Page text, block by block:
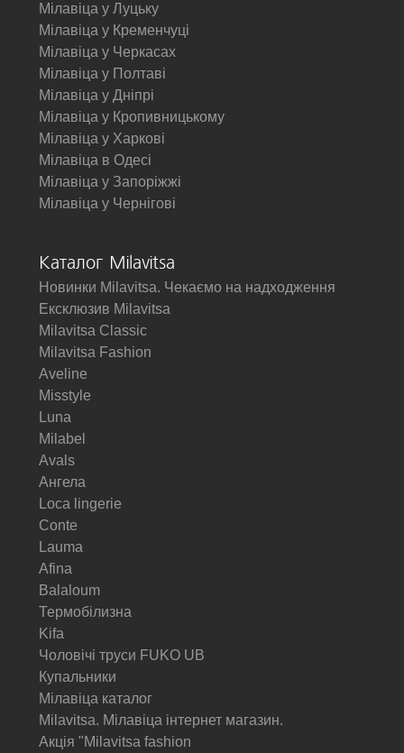
Мілавіца у Луцьку
Мілавіца у Кременчуці
Мілавіца у Черкасах
Мілавіца у Полтаві
Мілавіца у Дніпрі
Мілавіца у Кропивницькому
Мілавіца у Харкові
Мілавіца в Одесі
Мілавіца у Запоріжжі
Мілавіца у Чернігові
Каталог Milavitsa
Новинки Milavitsa. Чекаємо на надходження
Ексклюзив Milavitsa
Milavitsa Classic
Milavitsa Fashion
Aveline
Misstyle
Luna
Milabel
Avals
Ангела
Loca lingerie
Conte
Lauma
Afina
Balaloum
Термобілизна
Kifa
Чоловічі труси FUKO UB
Купальники
Мілавіца каталог
Milavitsa. Мілавіца інтернет магазин.
Акція "Milavitsa fashion